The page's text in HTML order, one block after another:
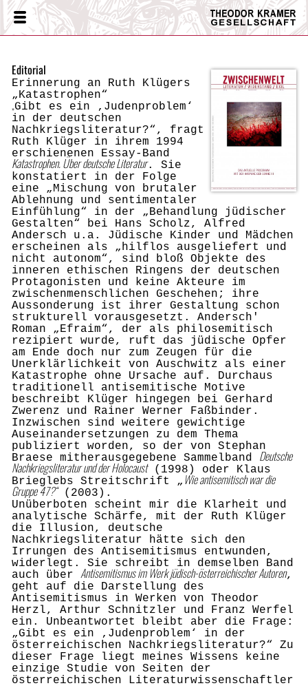
Theodor
Kramer
Menü
Editorial
Erinnerung an Ruth Klügers
„Katastrophen“
„Gibt es ein ‚Judenproblem‘
in der deutschen
Nachkriegsliteratur?“, fragt
Ruth Klüger in ihrem 1994
erschienenen Essay-Band
Katastrophen. Über deutsche Literatur. Sie
konstatiert in der Folge
eine „Mischung von brutaler
Ablehnung und sentimentaler
Einfühlung“ in der „Behandlung jüdischer
Gestalten“ bei Hans Scholz, Alfred
Andersch u.a. Jüdische Kinder und Mädchen
erscheinen als „hilflos ausgeliefert und
nicht autonom“, sind bloß Objekte des
inneren ethischen Ringens der deutschen
Protagonisten und keine Akteure im
zwischenmenschlichen Geschehen; ihre
Aussonderung ist ihrer Gestaltung schon
strukturell vorausgesetzt. Andersch'
Roman „Efraim“, der als philosemitisch
rezipiert wurde, ruft das jüdische Opfer
am Ende doch nur zum Zeugen für die
Unerklärlichkeit von Auschwitz als einer
Katastrophe ohne Ursache auf. Durchaus
traditionell antisemitische Motive
beschreibt Klüger hingegen bei Gerhard
Zwerenz und Rainer Werner Faßbinder.
Inzwischen sind weitere gewichtige
Auseinandersetzungen zu dem Thema
publiziert worden, so der von Stephan
Braese mitherausgegebene Sammelband Deutsche
Nachkriegsliteratur und der Holocaust(1998) oder Klaus
Brieglebs Streitschrift „ Wie antisemitisch war die
Gruppe 47?“(2003).
Unüberboten scheint mir die Klarheit und
analytische Schärfe, mit der Ruth Klüger
die Illusion, deutsche
Nachkriegsliteratur hätte sich den
Irrungen des Antisemitismus entwunden,
widerlegt. Sie schreibt in demselben Band
auch über Antisemitismus im Werk jüdisch-österreichischer Autoren,
geht auf die Darstellung des
Antisemitismus in Werken von Theodor
Herzl, Arthur Schnitzler und Franz Werfel
ein. Unbeantwortet bleibt aber die Frage:
„Gibt es ein ‚Judenproblem‘ in der
österreichischen Nachkriegsliteratur?“ Zu
dieser Frage liegt meines Wissens keine
einzige Studie von Seiten der
österreichischen Literaturwissenschaftler